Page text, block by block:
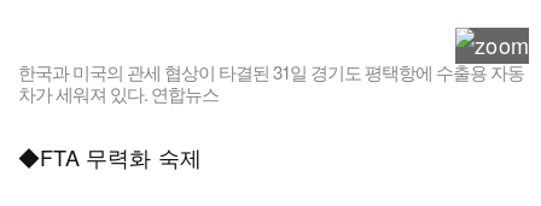
한국과 미국의 관세 협상이 타결된 31일 경기도 평택항에 수출용 자동
차가 세워져 있다. 연합뉴스
◆FTA 무력화 숙제